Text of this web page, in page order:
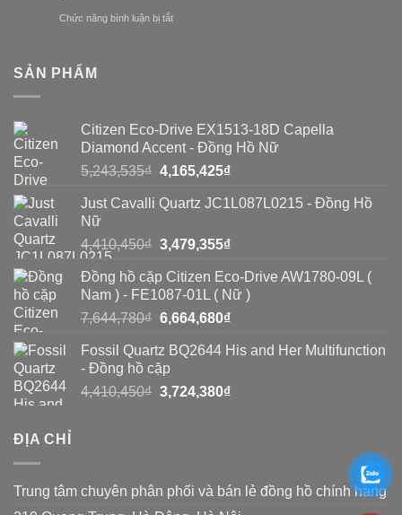
hồ
diện
hồ
Chức năng bình luận bị tắtở
hồ
Seiko
8
đơn
giản
SẢN PHẨM
Citizen Eco-Drive EX1513-18D Capella
Diamond Accent - Đồng Hồ Nữ
5,243,535₫ Giá
là:
4,165,425₫Giá
tại
4,165,425₫.
Just Cavalli Quartz JC1L087L0215 - Đồng Hồ
Nữ
4,410,450₫ Giá
là:
4,410,450₫.
3,479,355₫Giá
tại
là:
3,479,355₫.
Đồng hồ cặp Citizen Eco-Drive AW1780-09L (
Nam ) - FE1087-01L ( Nữ )
7,644,780₫ Giá
là:
7,644,780₫.
6,664,680₫Giá
tại
6,664,680₫.
Fossil Quartz BQ2644 His and Her Multifunction
- Đồng hồ cặp
4,410,450₫ Giá
3,724,380₫Giá
ĐỊA CHỈ
Trung tâm chuyên phân phối và bán lẻ đồng hồ chính hãng